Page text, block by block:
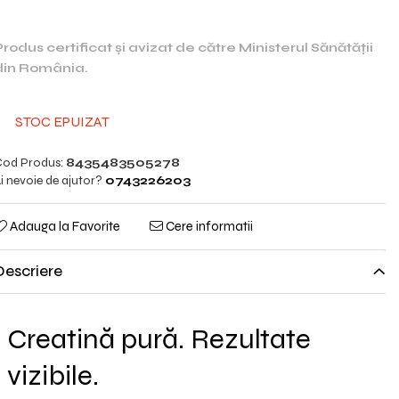
certificat și avizat de către Ministerul Sănătății
România.
STOC EPUIZAT
Produs: 8435483505278
nevoie de ajutor? 0743226203
Adauga la Favorite Cere informatii
Creatină pură. Rezultate
vizibile.